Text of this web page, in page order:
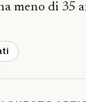
meno di 35